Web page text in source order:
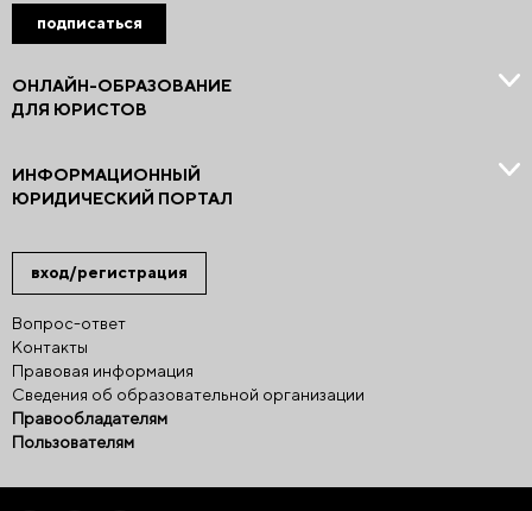
вход/регистрация
Вопрос-ответ
Контакты
Правовая информация
Сведения об образовательной организации
Правообладателям
Пользователям
ОНЛАЙН-ОБРАЗОВАНИЕ
ДЛЯ ЮРИСТОВ
ИНФОРМАЦИОННЫЙ
ЮРИДИЧЕСКИЙ ПОРТАЛ
подписаться